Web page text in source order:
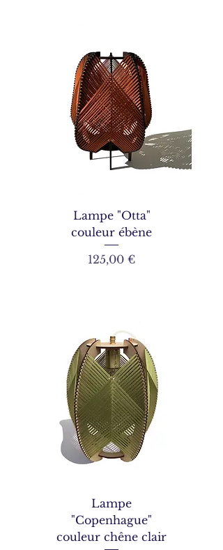
Lampe "Otta"
couleur ébène
Prix
125,00 €
Lampe
"Copenhague"
couleur chêne clair